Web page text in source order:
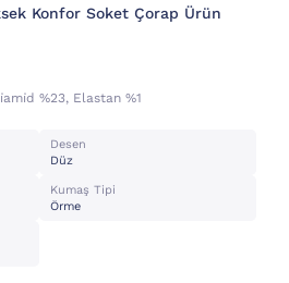
Konfor Soket Çorap Ürün
%23, Elastan %1
Desen
Düz
Kumaş Tipi
Örme